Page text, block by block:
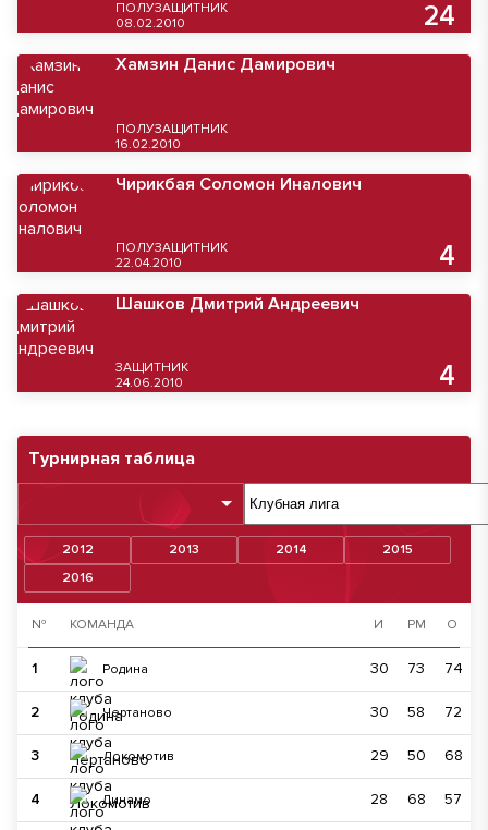
Турнирная таблица
2012 2013 2014
2015
2016
№ КОМАНДА И РМ О
1 Родина 30 73 74
2 Чертаново 30 58 72
3 Локомотив 29 50 68
4 Динамо 28 68 57
ПОЛУЗАЩИТНИК
08.02.2010
24
Хамзин Данис Дамирович
ПОЛУЗАЩИТНИК
16.02.2010
Чирикбая Соломон Иналович
ПОЛУЗАЩИТНИК
22.04.2010
4
Шашков Дмитрий Андреевич
ЗАЩИТНИК
24.06.2010
4